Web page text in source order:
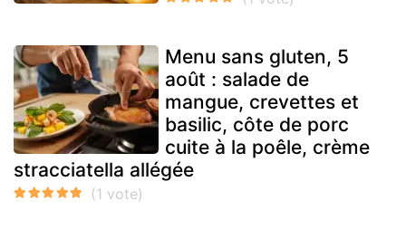
Menu sans gluten, 5
août : salade de
mangue, crevettes et
basilic, côte de porc
cuite à la poêle, crème
stracciatella allégée